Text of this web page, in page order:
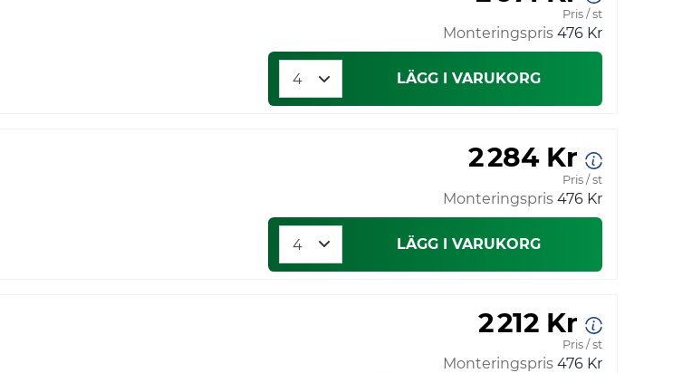
Pris / st
Monteringspris 476 Kr
LÄGG I VARUKORG
2 284 Kr
Pris / st
Monteringspris 476 Kr
LÄGG I VARUKORG
2 212 Kr
Pris / st
Monteringspris 476 Kr